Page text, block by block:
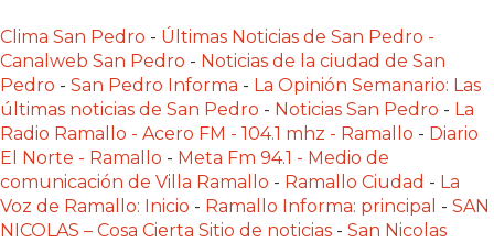
QUE
LAS
IA
RECOMIENDAN
PARA
VENDER
POR
Clima San Pedro - Últimas Noticias de San Pedro -
Canalweb San Pedro - Noticias de la ciudad de San
Pedro - San Pedro Informa - La Opinión Semanario: Las
últimas noticias de San Pedro - Noticias San Pedro - La
Radio Ramallo - Acero FM - 104.1 mhz - Ramallo - Diario
El Norte - Ramallo - Meta Fm 94.1 - Medio de
comunicación de Villa Ramallo - Ramallo Ciudad - La
Voz de Ramallo: Inicio - Ramallo Informa: principal - SAN
NICOLAS – Cosa Cierta Sitio de noticias - San Nicolas